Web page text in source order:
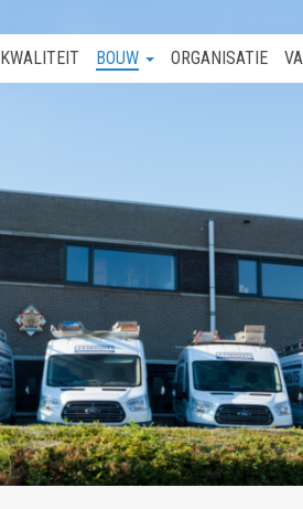
KWALITEIT BOUW ORGANISATIE